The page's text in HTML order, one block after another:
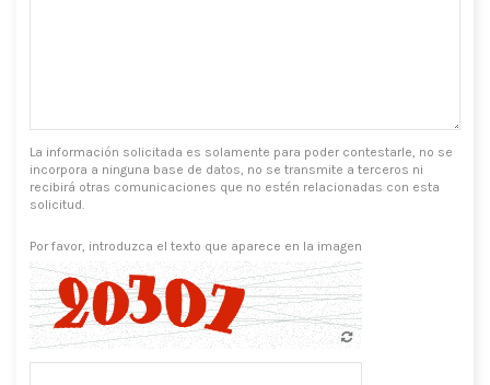
La información solicitada es solamente para poder contestarle, no se
incorpora a ninguna base de datos, no se transmite a terceros ni
recibirá otras comunicaciones que no estén relacionadas con esta
solicitud.
Por favor, introduzca el texto que aparece en la imagen